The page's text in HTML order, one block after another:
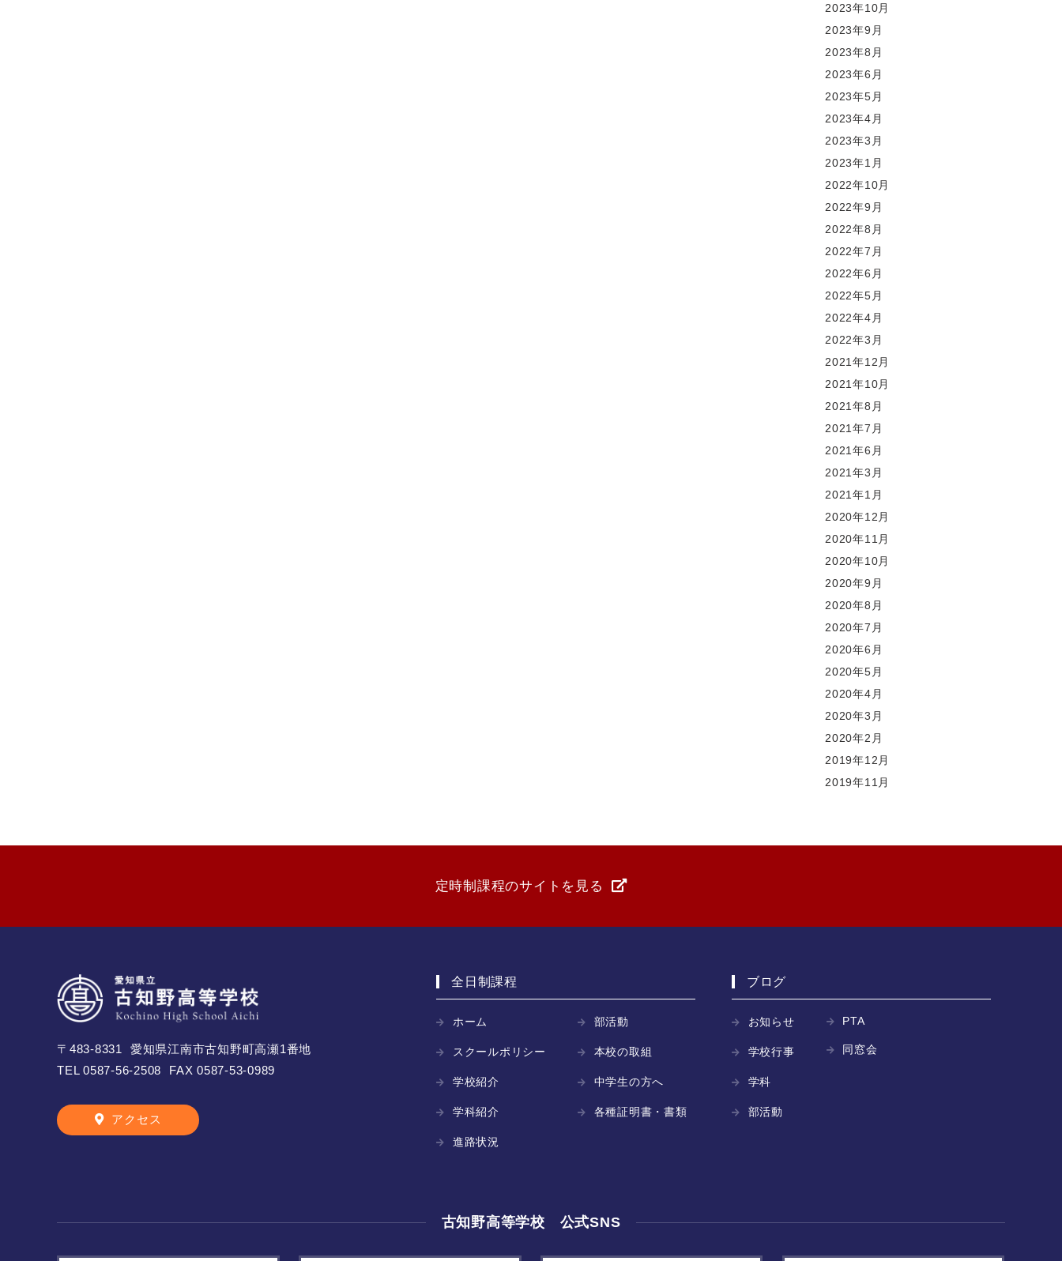
2023年10月
2023年9月
2023年8月
2023年6月
2023年5月
2023年4月
2023年3月
2023年1月
2022年10月
2022年9月
2022年8月
2022年7月
2022年6月
2022年5月
2022年4月
2022年3月
2021年12月
2021年10月
2021年8月
2021年7月
2021年6月
2021年3月
2021年1月
2020年12月
2020年11月
2020年10月
2020年9月
2020年8月
2020年7月
2020年6月
2020年5月
2020年4月
2020年3月
2020年2月
2019年12月
2019年11月
定時制課程のサイトを見る
〒483-8331
愛知県江南市古知野町高瀬1番地
TEL 0587-56-2508 FAX 0587-53-0989
アクセス
全日制課程
ホーム
スクールポリシー
学校紹介
学科紹介
進路状況
部活動
本校の取組
中学生の方へ
各種証明書・書類
ブログ
お知らせ
学校行事
学科
部活動
PTA
同窓会
古知野高等学校 公式SNS